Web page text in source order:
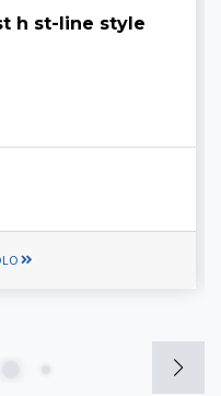
h st-line style